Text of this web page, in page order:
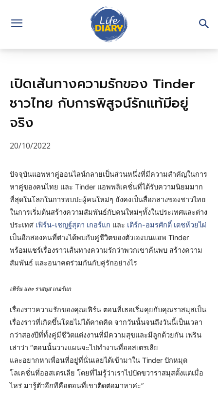
เปิดเส้นทางความรักของ Tinder
ชาวไทย กับการพิสูจน์รักแท้มีอยู่
จริง
20/10/2022
ปัจจุบันแอพหาคู่ออนไลน์กลายเป็นส่วนหนึ่งที่มีความสำคัญในการ
หาคู่ของคนไทย และ Tinder แอพพลิเคชั่นที่ได้รับความนิยมมาก
ที่สุดในโลกในการพบปะผู้คนใหม่ๆ ยังคงเป็นสื่อกลางของชาวไทย
ในการเริ่มต้นสร้างความสัมพันธ์กับคนใหม่ๆทั้งในประเทศและต่าง
ประเทศ เฟิร์น-เชญฐ์สุดา เกอร์แก และ เติร์ก-อมรศักดิ์ เดชห้วยไผ
เป็นอีกสองคนที่ต่างได้พบกับคู่ชีวิตของตัวเองบนแอพ Tinder
พร้อมแชร์เรื่องราวเส้นทางความรักว่าพวกเขาค้นพบ สร้างความ
สัมพันธ์ และอนาคตร่วมกันกับคู่รักอย่างไร
เฟิร์น และ ราสมุส เกอร์แก
เรื่องราวความรักของคุณเฟิร์น ตอนที่เธอเริ่มคุยกับคุณราสมุสเป็น
เรื่องราวที่เกิดขึ้นโดยไม่ได้คาดคิด จากวันนั้นจนถึงวันนี้เป็นเวลา
กว่าสองปีที่ทั้งคู่มีชีวิตแต่งงานที่มีความสุขและมีลูกด้วยกัน เฟริน
เล่าว่า “ตอนนั้นวางแผนจะไปทำงานที่ออสเตรเลีย
และอยากหาเพื่อนที่อยู่ที่นั่นเลยได้เข้ามาใน Tinder ปักหมุด
โลเคชั่นที่ออสเตรเลีย โดยที่ไม่รู้ว่าเราไปปัดขวาราสมุสตั้งแต่เมื่อ
ไหร่ มารู้ตัวอีกทีคือตอนที่เขาติดต่อมาหาค่ะ”